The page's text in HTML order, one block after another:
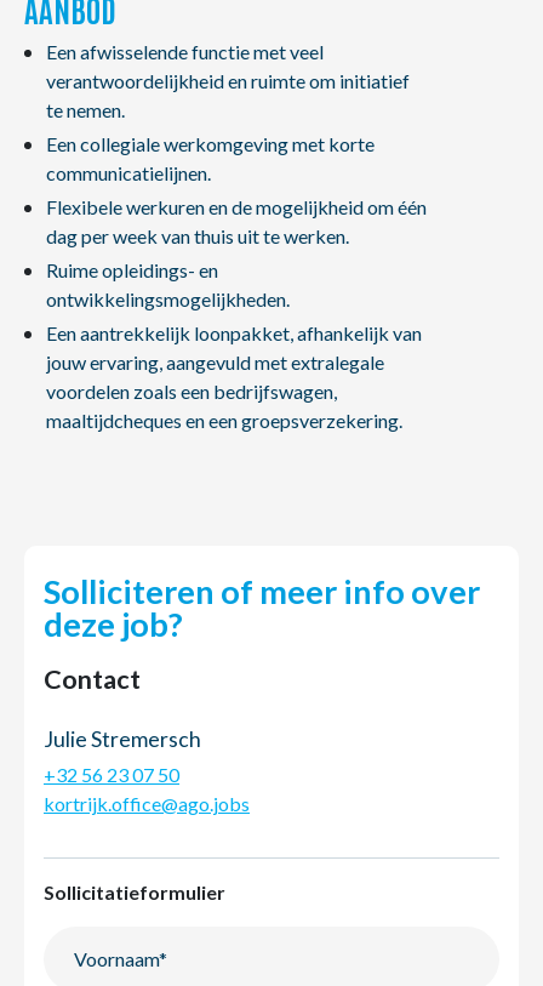
AANBOD
Een afwisselende functie met veel
verantwoordelijkheid en ruimte om initiatief
te nemen.
Een collegiale werkomgeving met korte
communicatielijnen.
Flexibele werkuren en de mogelijkheid om één
dag per week van thuis uit te werken.
Ruime opleidings- en
ontwikkelingsmogelijkheden.
Een aantrekkelijk loonpakket, afhankelijk van
jouw ervaring, aangevuld met extralegale
voordelen zoals een bedrijfswagen,
maaltijdcheques en een groepsverzekering.
Solliciteren of meer info over
deze job?
Contact
Julie Stremersch
+32 56 23 07 50
kortrijk.office@ago.jobs
Sollicitatieformulier